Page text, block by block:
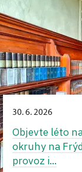
30. 6. 2026
Objevte léto
okruhy na
provoz i...